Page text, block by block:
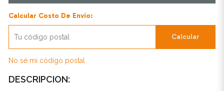
Calcular Costo De Envío:
Calcular
No sé mi código postal
DESCRIPCION: